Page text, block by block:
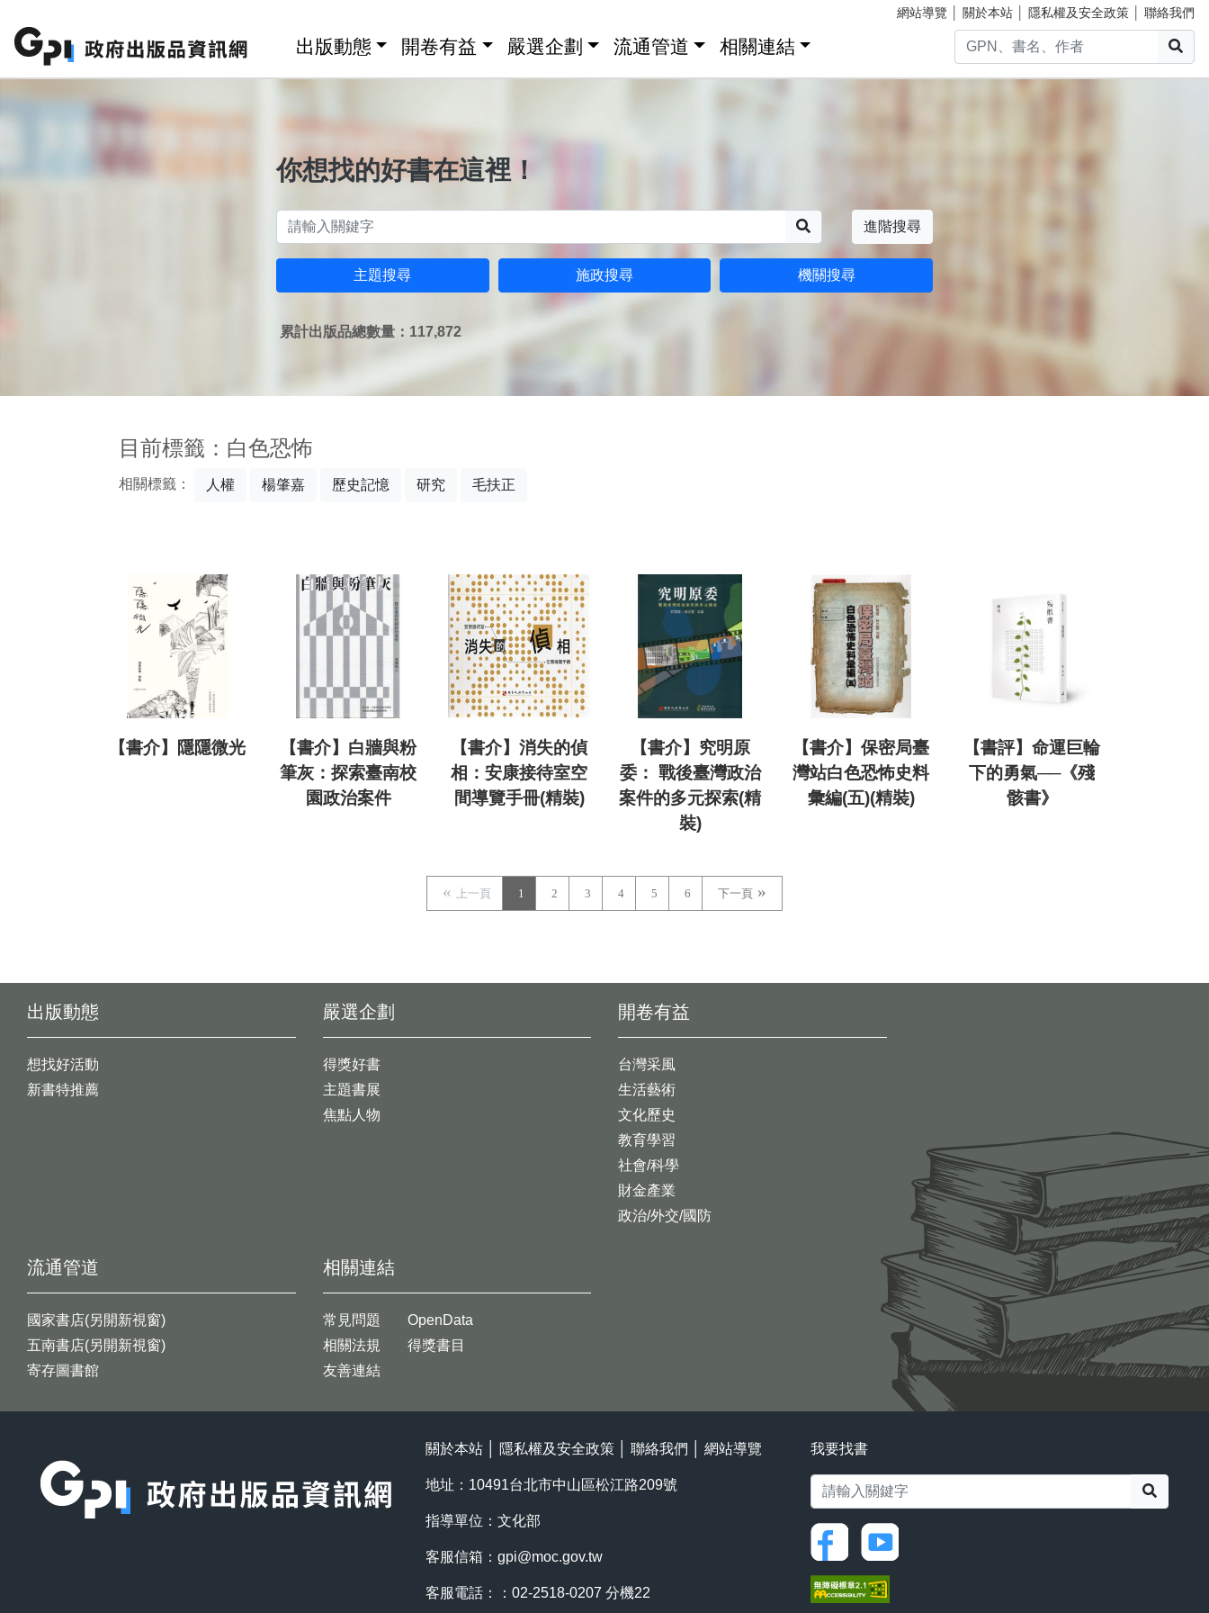
網站導覽 關於本站 隱私權及安全政策 聯絡我們
出版動態 開卷有益 嚴選企劃 流通管道 相關連結
你想找的好書在這裡！
進階搜尋
主題搜尋 施政搜尋 機關搜尋
累計出版品總數量：117,872
目前標籤：白色恐怖
相關標籤： 人權 楊肇嘉 歷史記憶 研究 毛扶正
【書介】隱隱微光
【書介】白牆與粉
筆灰：探索臺南校
園政治案件
【書介】消失的偵
相：安康接待室空
間導覽手冊(精裝)
【書介】究明原
委： 戰後臺灣政治
案件的多元探索(精
裝)
【書介】保密局臺
灣站白色恐怖史料
彙編(五)(精裝)
【書評】命運巨輪
下的勇氣──《殘
骸書》
上一頁 1 2 3 4 5 6 下一頁
出版動態
想找好活動
新書特推薦
開卷有益
台灣采風
生活藝術
文化歷史
教育學習
社會/科學
財金產業
政治/外交/國防
嚴選企劃
得獎好書
主題書展
焦點人物
流通管道
國家書店(另開新視窗)
五南書店(另開新視窗)
寄存圖書館
相關連結
常見問題
相關法規
友善連結
OpenData
得獎書目
關於本站 隱私權及安全政策 聯絡我們 網站導覽
地址：10491台北市中山區松江路209號
指導單位：文化部
客服信箱： gpi@moc.gov.tw
客服電話：：02-2518-0207 分機22
我要找書